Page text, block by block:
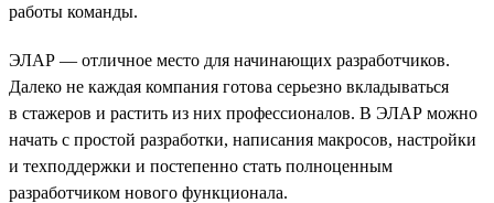
работы команды.
ЭЛАР — отличное место для начинающих разработчиков.
Далеко не каждая компания готова серьезно вкладываться
в стажеров и растить из них профессионалов. В ЭЛАР можно
начать с простой разработки, написания макросов, настройки
и техподдержки и постепенно стать полноценным
разработчиком нового функционала.